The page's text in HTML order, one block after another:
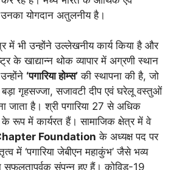
योगदान अतुलनीय है।
में भी उन्होंने उल्लेखनीय कार्य किया है और
के खाद्यान्न थोक व्यापार में अग्रणी स्थान
‘पगारिया होम्स’ की स्थापना की है, जो
गृहसज्जा, सजावटी दीप एवं घरेलू वस्तुओं
जाता है। श्री पगारिया 27 से अधिक
रूप में कार्यरत हैं। सामाजिक क्षेत्र में वे
Foundation के अध्यक्ष पद पर
में ‘पगारिया जेबीएन महाकुंभ’ जैसे भव्य
सफलतापूर्वक संपन्न हुए हैं। कोविड-19